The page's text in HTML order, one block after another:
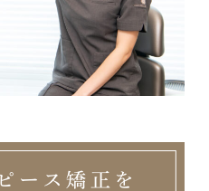
ース矯正を